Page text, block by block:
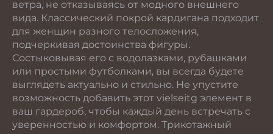
ветра, не отказываясь от модного внешнего
вида. Классический покрой кардигана подходит
для женщин разного телосложения,
подчеркивая достоинства фигуры.
Состыковывая его с водолазками, рубашками
или простыми футболками, вы всегда будете
выглядеть актуально и стильно. Не упустите
возможность добавить этот vielseitg элемент в
ваш гардероб, чтобы каждый день встречать с
уверенностью и комфортом. Трикотажный